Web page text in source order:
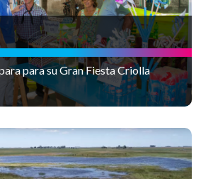
para su Gran Fiesta Criolla